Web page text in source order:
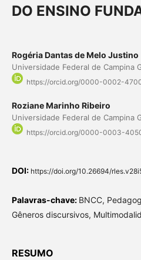
DO ENSINO
Rogéria Dantas de Melo Justino
Universidade Federal de Campina
https://orcid.org/0000-0002-
Roziane Marinho Ribeiro
Universidade Federal de Campina
https://orcid.org/0000-0003-
DOI: https://doi.org/10.26694/
Palavras-chave: BNCC,
Gêneros discursivos,
RESUMO